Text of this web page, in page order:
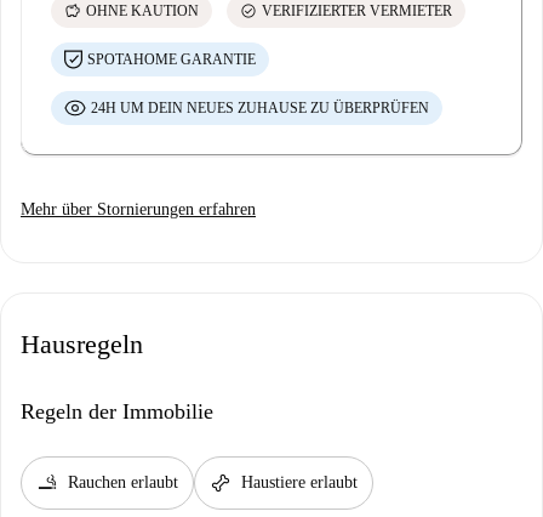
savings OHNE KAUTION check_circle VERIFIZIERTER VERMIETER
SPOTAHOME GARANTIE
24H UM DEIN NEUES ZUHAUSE ZU ÜBERPRÜFEN
Mehr über Stornierungen erfahren
Hausregeln
Regeln der Immobilie
smoking_rooms Rauchen erlaubt pet_supplies Haustiere erlaubt